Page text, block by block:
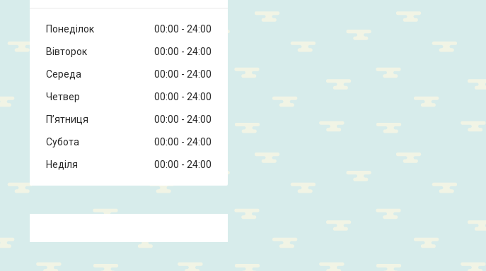
Понеділок 00:00
24:00
Вівторок
00:00
24:00
Середа
00:00
24:00
Четвер
00:00
24:00
Пʼятниця
00:00
24:00
Субота
00:00
24:00
Неділя
00:00 24:00